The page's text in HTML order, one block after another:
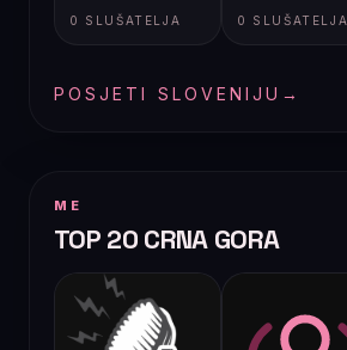
0 SLUŠATELJA 0 SLUŠATELJA
POSJETI SLOVENIJU →
ME
TOP 20 CRNA GORA